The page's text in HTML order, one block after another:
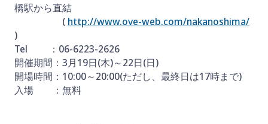
橋駅から直結
( http://www.ove-web.com/nakanoshima/
)
Tel ：06-6223-2626
開催期間：3月19日(木)～22日(日)
開場時間：10:00～20:00(ただし、最終日は17時まで)
入場 ：無料